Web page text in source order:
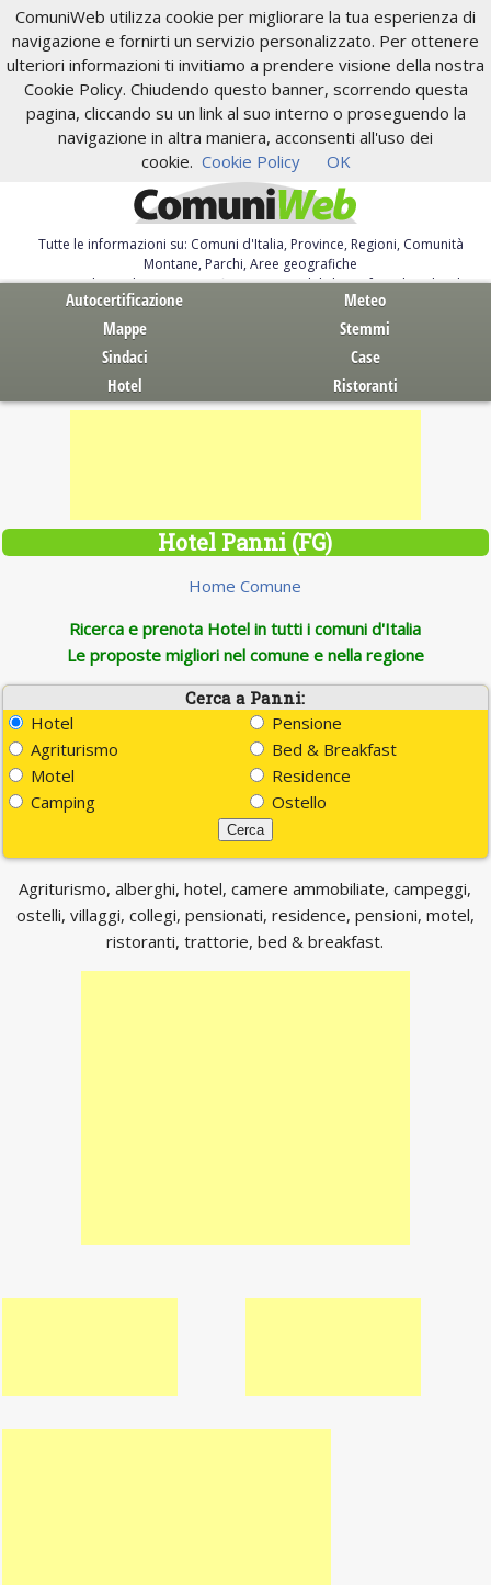
ComuniWeb utilizza cookie per migliorare la tua esperienza di
navigazione e fornirti un servizio personalizzato. Per ottenere
ulteriori informazioni ti invitiamo a prendere visione della nostra
Cookie Policy. Chiudendo questo banner, scorrendo questa
pagina, cliccando su un link al suo interno o proseguendo la
navigazione in altra maniera, acconsenti all'uso dei
cookie. Cookie Policy OK
Tutte le informazioni su: Comuni d'Italia, Province, Regioni, Comunità
Montane, Parchi, Aree geografiche
Servizi al Cittadino. Autocertificazione, moduli, leggi, free download
Autocertificazione
Meteo
Mappe
Stemmi
Sindaci
Case
Hotel
Ristoranti
Hotel Panni (FG)
Home Comune
Ricerca e prenota Hotel in tutti i comuni d'Italia
Le proposte migliori nel comune e nella regione
Cerca a Panni:
Hotel
Pensione
Agriturismo
Bed & Breakfast
Motel
Residence
Camping
Ostello
Agriturismo, alberghi, hotel, camere ammobiliate, campeggi,
ostelli, villaggi, collegi, pensionati, residence, pensioni, motel,
ristoranti, trattorie, bed & breakfast.